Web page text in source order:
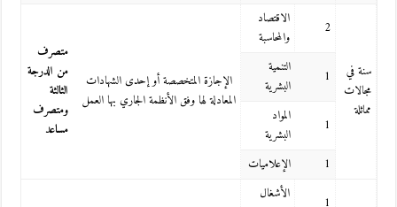
سنة في
مجالات
مماثلة
2
الاقتصاد
والمحاسبة
الإجازة المتخصصة أو إحدى الشهادات
المعادلة لها وفق الأنظمة الجاري بها العمل
متصرف
من الدرجة
الثالثة
ومتصرف
مساعد
1
التنمية
البشرية
1
المواد
البشرية
1
الإعلاميات
الأشغال